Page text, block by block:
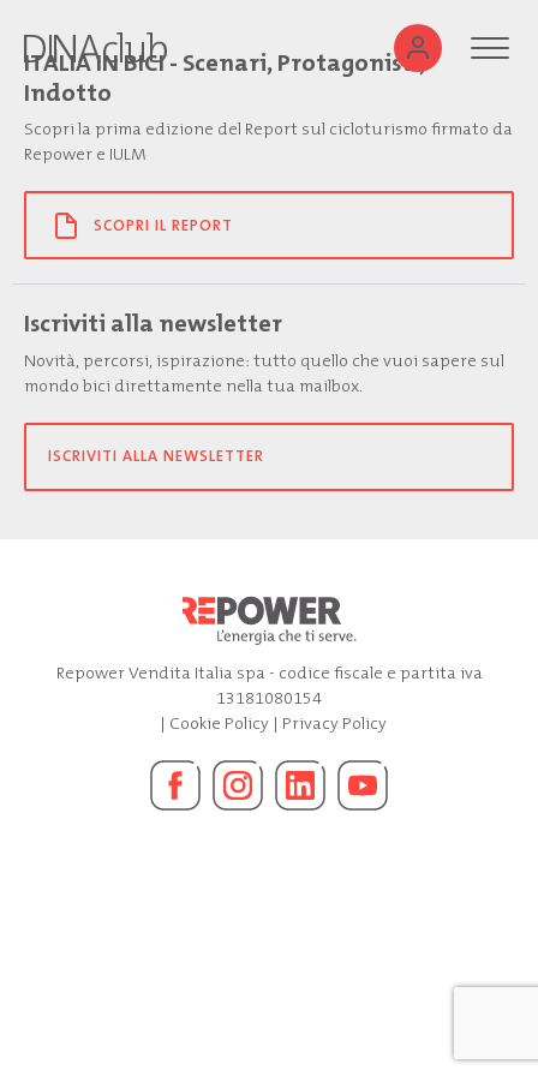
ITALIA IN BICI - Scenari, Protagonisti,
Indotto
Scopri la prima edizione del Report sul cicloturismo firmato da
Repower e IULM
SCOPRI IL REPORT
Iscriviti alla newsletter
Novità, percorsi, ispirazione: tutto quello che vuoi sapere sul
mondo bici direttamente nella tua mailbox.
ISCRIVITI ALLA NEWSLETTER
Repower Vendita Italia spa - codice fiscale e partita iva
13181080154
| Cookie Policy| Privacy Policy